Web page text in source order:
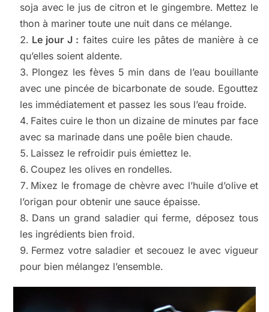
soja avec le jus de citron et le gingembre. Mettez le
thon à mariner toute une nuit dans ce mélange.
Le jour J : faites cuire les pâtes de manière à ce
qu’elles soient aldente.
Plongez les fèves 5 min dans de l’eau bouillante
avec une pincée de bicarbonate de soude. Egouttez
les immédiatement et passez les sous l’eau froide.
Faites cuire le thon un dizaine de minutes par face
avec sa marinade dans une poêle bien chaude.
Laissez le refroidir puis émiettez le.
Coupez les olives en rondelles.
Mixez le fromage de chèvre avec l’huile d’olive et
l’origan pour obtenir une sauce épaisse.
Dans un grand saladier qui ferme, déposez tous
les ingrédients bien froid.
Fermez votre saladier et secouez le avec vigueur
pour bien mélangez l’ensemble.